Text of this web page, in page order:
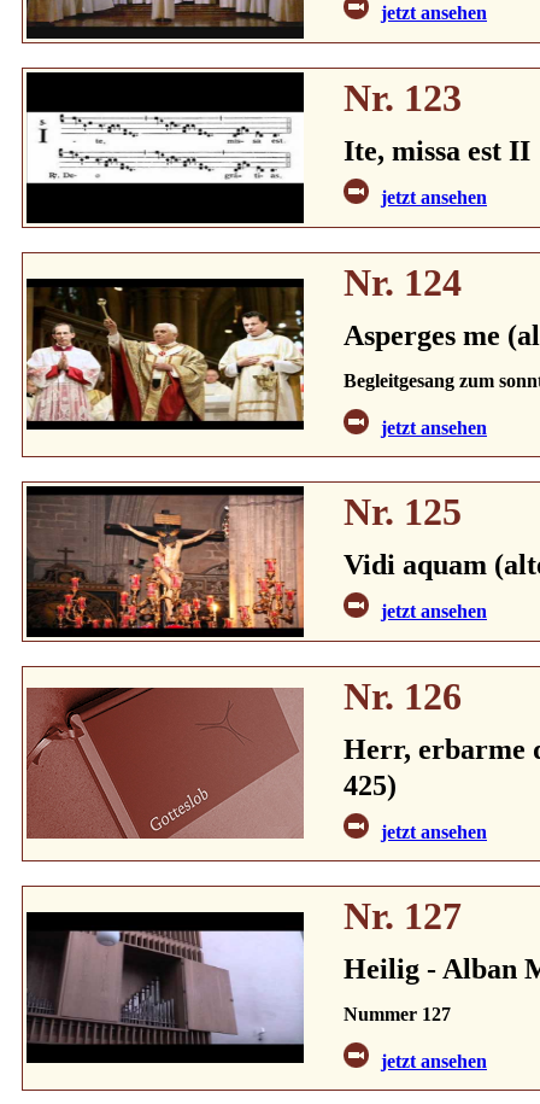
jetzt ansehen
Nr. 123
Ite, missa est II
jetzt ansehen
Nr. 124
Asperges me
Begleitgesang zum
jetzt ansehen
Nr. 125
Vidi aquam
jetzt ansehen
Nr. 126
Herr, erbarme
425)
jetzt ansehen
Nr. 127
Heilig - Alban
Nummer 127
jetzt ansehen